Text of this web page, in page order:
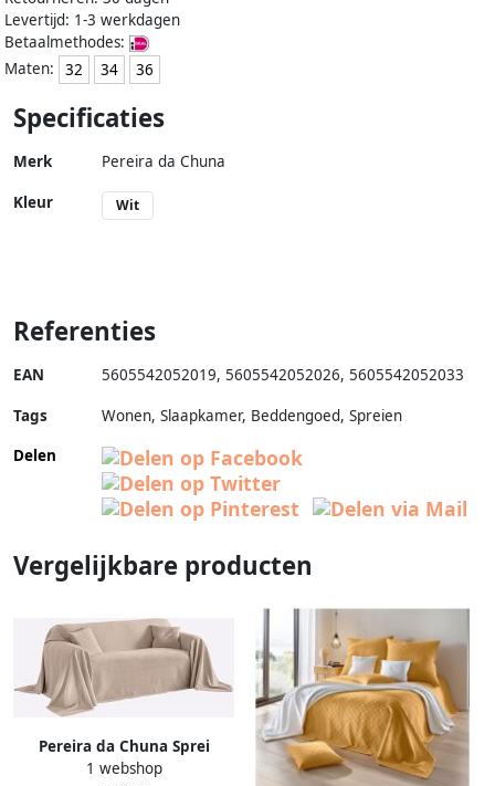
Levertijd: 1-3 werkdagen
Betaalmethodes:
Maten:
32 34 36
Specificaties
Merk Pereira da Chuna
Kleur Wit
Referenties
EAN 5605542052019, 5605542052026, 5605542052033
Tags
Wonen, Slaapkamer, Beddengoed, Spreien
Delen
Vergelijkbare producten
Pereira da Chuna Sprei
1 webshop